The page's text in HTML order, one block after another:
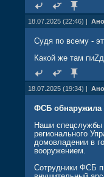
18.07.2025 (22:46) |
Судя по всему -
Какой же там
18.07.2025 (19:34) |
ФСБ обнаружила
Наши спецслужбы
регионального
домовладении в
вооружением.
Сотрудники ФСБ